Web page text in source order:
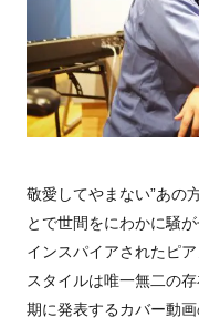
敬愛してやまない”あの
とで世間をにわかに騒
インスパイアされたピ
スタイルは唯一無二の
期に発表するカバー動